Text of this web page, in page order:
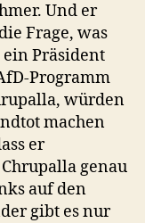
Und er
Frage, was
Präsident
Programm
würden
machen
er
genau
auf den
gibt es nur